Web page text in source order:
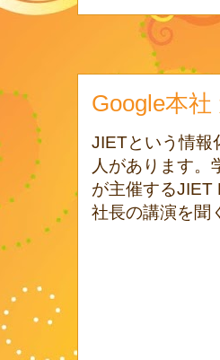
Google本
JIETという情報
人があります。
が主催するJIET
社長の講演を聞